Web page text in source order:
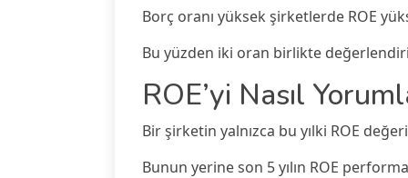
Borç oranı yüksek şirketlerde ROE
Bu yüzden iki oran birlikte
ROE’yi Nasıl
Bir şirketin yalnızca bu yılki ROE
Bunun yerine son 5 yılın ROE